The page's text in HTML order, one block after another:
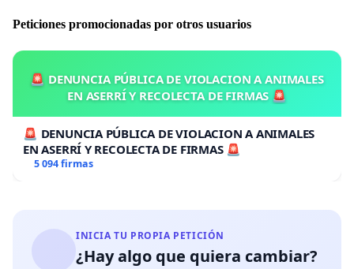
Peticiones promocionadas por otros usuarios
🚨 DENUNCIA PÚBLICA DE VIOLACION A ANIMALES
EN ASERRÍ Y RECOLECTA DE FIRMAS 🚨
🚨 DENUNCIA PÚBLICA DE VIOLACION A ANIMALES
EN ASERRÍ Y RECOLECTA DE FIRMAS 🚨
5 094 firmas
INICIA TU PROPIA PETICIÓN
¿Hay algo que quiera cambiar?